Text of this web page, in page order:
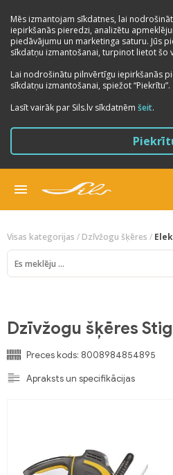
Mēs izmantojam sīkdatnes, lai
iepirkšanās pieredzi, analizētu
piedāvājumu un marketinga saturu. Jūs
sīkdatņu izmantošanai, turpinot lietot šo
Lai nodrošinātu pilnvērtīgu iepirkšanās
sīkdatņu izmantošanai, spiežot “Piekrītu”.
Lasīt vairāk par Sils.lv sīkdatnēm šeit.
Visas kategorijas / Dzīvžogu šķēres /
Dzīvžogu šķēres
Preces kods: 8008984854895
Apraksts un specifikācijas
Previous